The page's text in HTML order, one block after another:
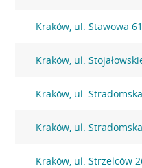
Kraków, ul. Stawowa 61
Kraków, ul.
Kraków, ul.
Kraków, ul.
Kraków, ul. Strzelców